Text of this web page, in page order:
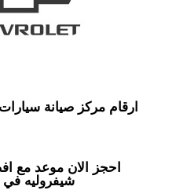
ارقام مركز صيانة
احجز الان موعد مع
شيفروليه في